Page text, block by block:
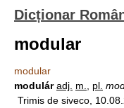
Dicționar
modular
modular
moduláradj. m. pl.
Trimis de siveco,